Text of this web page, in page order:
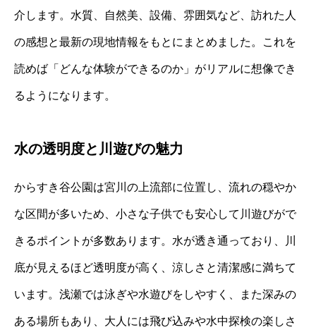
介します。水質、自然美、設備、雰囲気など、訪れた人
の感想と最新の現地情報をもとにまとめました。これを
読めば「どんな体験ができるのか」がリアルに想像でき
るようになります。
水の透明度と川遊びの魅力
からすき谷公園は宮川の上流部に位置し、流れの穏やか
な区間が多いため、小さな子供でも安心して川遊びがで
きるポイントが多数あります。水が透き通っており、川
底が見えるほど透明度が高く、涼しさと清潔感に満ちて
います。浅瀬では泳ぎや水遊びをしやすく、また深みの
ある場所もあり、大人には飛び込みや水中探検の楽しさ